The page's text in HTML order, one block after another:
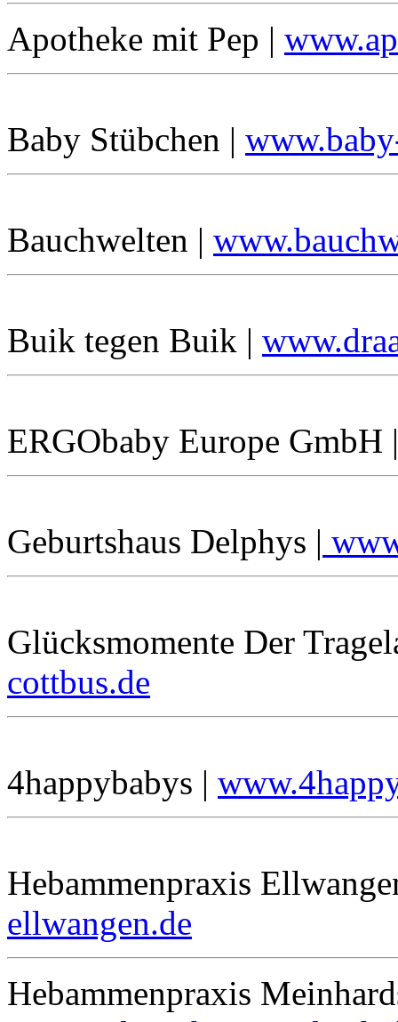
Apotheke mit Pep |
Baby Stübchen |
Bauchwelten |
Buik tegen Buik |
ERGObaby Europe GmbH
Geburtshaus Delphys |
Glücksmomente Der
cottbus.de
4happybabys |
Hebammenpraxis
ellwangen.de
Hebammenpraxis